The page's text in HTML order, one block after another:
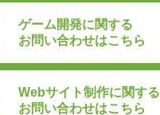
ゲーム開発に関する
お問い合わせはこちら
Webサイト制作に関する
お問い合わせはこちら